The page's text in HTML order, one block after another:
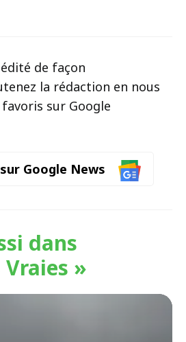
de façon
la rédaction en nous
sur Google
Google News
dans
»